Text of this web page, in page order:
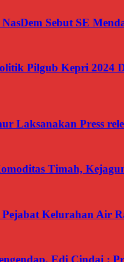
Sebut SE
Pilgub Kepri 2024
Laksanakan Press
Timah,
Kelurahan Air
Edi Cindai :